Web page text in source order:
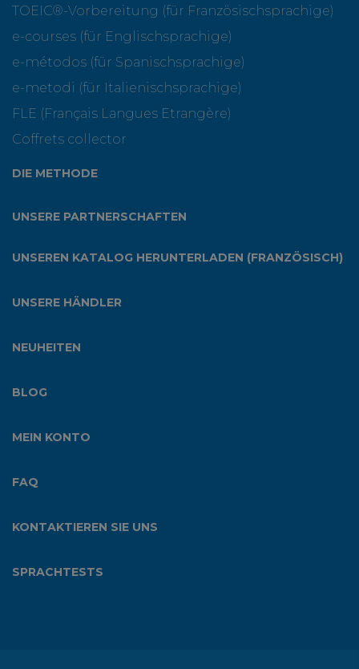
TOEIC®-Vorbereitung (für Französischsprachige)
e-courses (für Englischsprachige)
e-métodos (für Spanischsprachige)
e-metodi (für Italienischsprachige)
FLE (Français Langues Etrangère)
Coffrets collector
DIE METHODE
UNSERE PARTNERSCHAFTEN
UNSEREN KATALOG HERUNTERLADEN (FRANZÖSISCH)
UNSERE HÄNDLER
NEUHEITEN
BLOG
MEIN KONTO
FAQ
KONTAKTIEREN SIE UNS
SPRACHTESTS